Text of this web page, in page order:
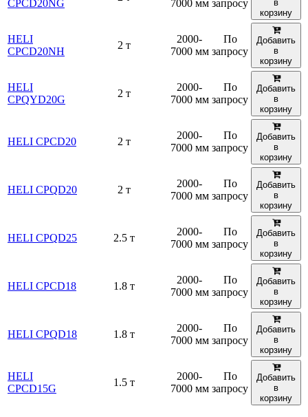
CPCD20NG
7000 мм запросу
в
корзину
HELI
CPCD20NH
2 т
2000-
7000 мм
По
запросу
Добавить
в
корзину
HELI
CPQYD20G
2 т
2000-
7000 мм
По
запросу
Добавить
в
корзину
HELI CPCD20 2 т
2000-
7000 мм
По
запросу
Добавить
в
корзину
HELI CPQD20 2 т
2000-
7000 мм
По
запросу
Добавить
в
корзину
HELI CPQD25 2.5 т
2000-
7000 мм
По
запросу
Добавить
в
корзину
HELI CPCD18 1.8 т
2000-
7000 мм
По
запросу
Добавить
в
корзину
HELI CPQD18 1.8 т
2000-
7000 мм
По
запросу
Добавить
в
корзину
HELI
CPСD15G
1.5 т
2000-
7000 мм
По
запросу
Добавить
в
корзину